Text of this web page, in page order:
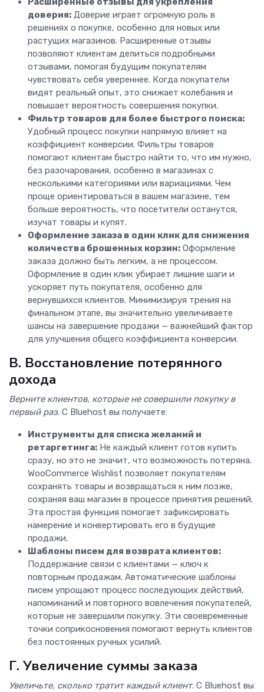
доверия: Доверие играет огромную роль в
решениях о покупке, особенно для новых или
растущих магазинов. Расширенные отзывы
позволяют клиентам делиться подробными
отзывами, помогая будущим покупателям
чувствовать себя увереннее. Когда покупатели
видят реальный опыт, это снижает колебания и
повышает вероятность совершения покупки.
Фильтр товаров для более быстрого поиска:
Удобный процесс покупки напрямую влияет на
коэффициент конверсии. Фильтры товаров
помогают клиентам быстро найти то, что им нужно,
без разочарования, особенно в магазинах с
несколькими категориями или вариациями. Чем
проще ориентироваться в вашем магазине, тем
больше вероятность, что посетители останутся,
изучат товары и купят.
Оформление заказа в один клик для снижения
количества брошенных корзин: Оформление
заказа должно быть легким, а не процессом.
Оформление в один клик убирает лишние шаги и
ускоряет путь покупателя, особенно для
вернувшихся клиентов. Минимизируя трения на
финальном этапе, вы значительно увеличиваете
шансы на завершение продажи — важнейший фактор
для улучшения общего коэффициента конверсии.
В. Восстановление потерянного
дохода
Верните клиентов, которые не совершили покупку в
первый раз. С Bluehost вы получаете:
Инструменты для списка желаний и
ретаргетинга: Не каждый клиент готов купить
сразу, но это не значит, что возможность потеряна.
WooCommerce Wishlist позволяет покупателям
сохранять товары и возвращаться к ним позже,
сохраняя ваш магазин в процессе принятия решений.
Эта простая функция помогает зафиксировать
намерение и конвертировать его в будущие
продажи.
Шаблоны писем для возврата клиентов:
Поддержание связи с клиентами — ключ к
повторным продажам. Автоматические шаблоны
писем упрощают процесс последующих действий,
напоминаний и повторного вовлечения покупателей,
которые не завершили покупку. Эти своевременные
точки соприкосновения помогают вернуть клиентов
без постоянных ручных усилий.
Г. Увеличение суммы заказа
Увеличьте, сколько тратит каждый клиент. С Bluehost вы